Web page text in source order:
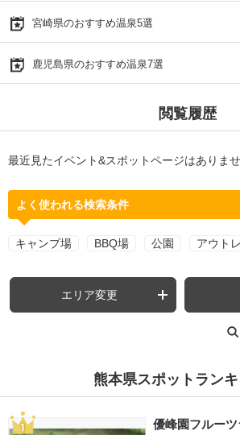
宮崎県のおすすめ温泉5選
鹿児島県のおすすめ温泉7選
閲覧履歴
最近見たイベント&スポットページはありませ
よく使われる検索条件
キャンプ場 BBQ場 公園 アウト
エリア変更
熊本県スポットラン
優峰園フルーツ